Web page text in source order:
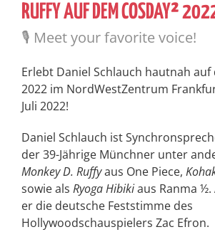
RUFFY AUF DEM COSDAY²
🎙️ Meet your favorite voice!
Erlebt Daniel Schlauch hautnah auf
2022 im NordWestZentrum
Juli 2022!
Daniel Schlauch ist
der 39-Jährige Münchner unter
Monkey D. Ruffyaus One Piece,
sowie als Ryoga Hibikiaus Ranma
er die deutsche Feststimme des
Hollywoodschauspielers Zac Efron.